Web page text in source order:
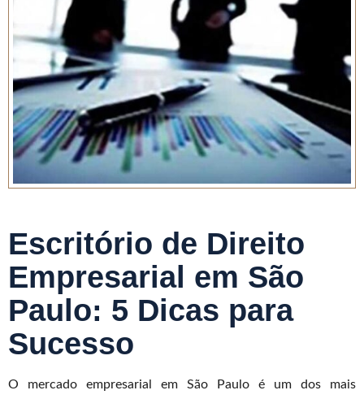
Escritório de Direito
Empresarial em São
Paulo: 5 Dicas para
Sucesso
O mercado empresarial em São Paulo é um dos mais